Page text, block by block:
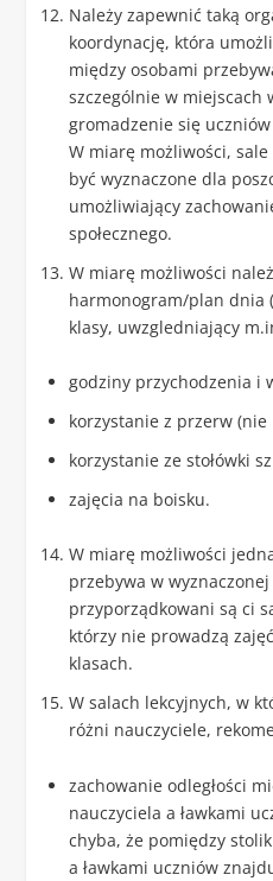
Należy zapewnić taką
koordynację, która
między osobami
szczególnie w miejscach
gromadzenie się
W miarę możliwości,
być wyznaczone dla
umożliwiający
społecznego.
W miarę możliwości
harmonogram/plan dnia
klasy, uwzgledniający
godziny przychodzenia i
korzystanie z przerw
korzystanie ze stołówki
zajęcia na boisku.
W miarę możliwości
przebywa w
przyporządkowani są ci
którzy nie prowadzą
klasach.
W salach lekcyjnych, w
różni nauczyciele,
zachowanie odległości
nauczyciela a ławkami
chyba, że pomiędzy
a ławkami uczniów